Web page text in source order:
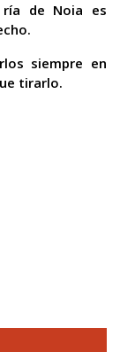
ría de Noia es
siempre en
tirarlo.